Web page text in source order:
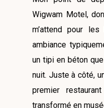
Wigwam Motel,
m’attend pour
ambiance
un tipi en béton
nuit. Juste à côté,
premier restaurant
transformé en